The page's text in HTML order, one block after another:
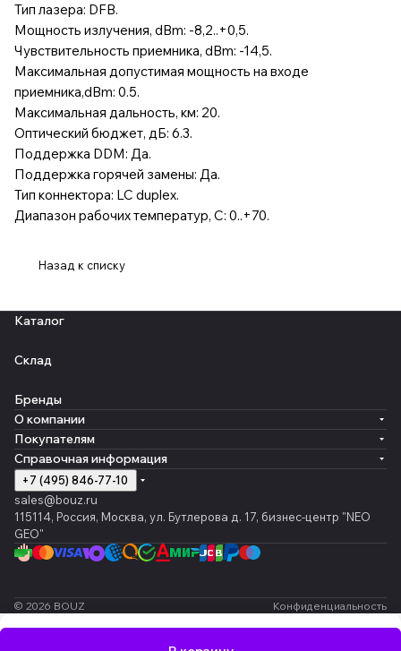
Тип лазера: DFB.
Мощность излучения, dBm: -8,2..+0,5.
Чувствительность приемника, dBm: -14,5.
Максимальная допустимая мощность на входе
приемника,dBm: 0.5.
Максимальная дальность, км: 20.
Оптический бюджет, дБ: 6.3.
Поддержка DDM: Да.
Поддержка горячей замены: Да.
Тип коннектора: LC duplex.
Диапазон рабочих температур, C: 0..+70.
Назад к списку
Каталог
Склад
Бренды
О компании
Покупателям
Справочная информация
+7 (495) 846-77-10
sales@bouz.ru
115114, Россия, Москва, ул. Бутлерова д. 17, бизнес-центр "NEO
GEO"
© 2026 BOUZ Конфиденциальность